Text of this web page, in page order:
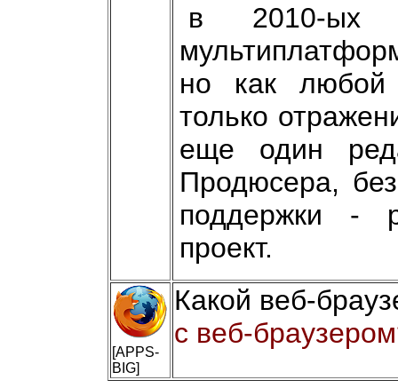
в 2010-ых
но как любой
только
еще один
Продюсера,
поддержки -
проект.
[APPS-
BIG]
Какой веб-
с веб-